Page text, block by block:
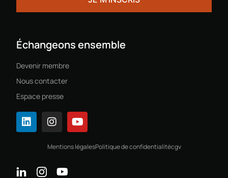
Échangeons ensemble
Devenir membre
Nous contacter
Espace presse
Mentions légalesPolitique de confidentialitécgv